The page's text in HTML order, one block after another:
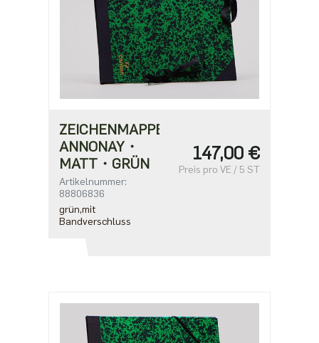
ZEICHENMAPPE
ANNONAY・
MATT・GRÜN
Artikelnummer:
88806836
grün,mit
Bandverschluss
147,00 €
Preis pro VE / 5 ST